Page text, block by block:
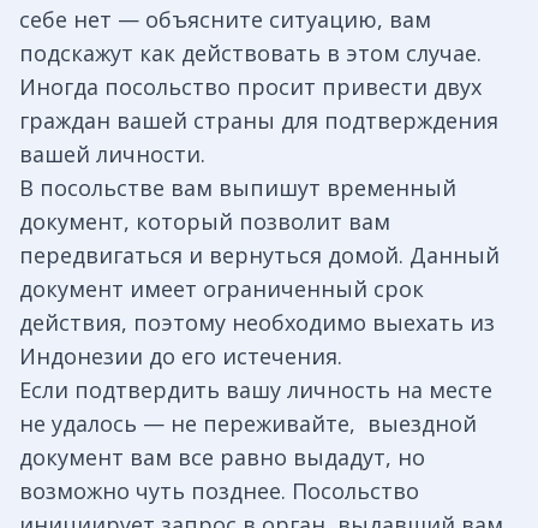
себе нет — объясните ситуацию, вам
подскажут как действовать в этом случае.
Иногда посольство просит привести двух
граждан вашей страны для подтверждения
вашей личности.
В посольстве вам выпишут временный
документ, который позволит вам
передвигаться и вернуться домой. Данный
документ имеет ограниченный срок
действия, поэтому необходимо выехать из
Индонезии до его истечения.
Если подтвердить вашу личность на месте
не удалось — не переживайте, выездной
документ вам все равно выдадут, но
возможно чуть позднее. Посольство